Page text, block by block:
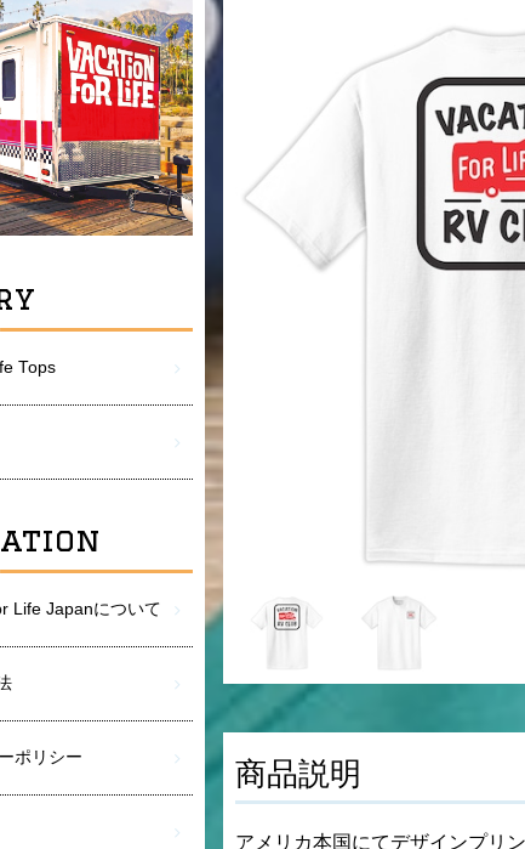
商品説明
アメリカ本国にてデザインプリ
Tops
Life Japanについて
ポリシー